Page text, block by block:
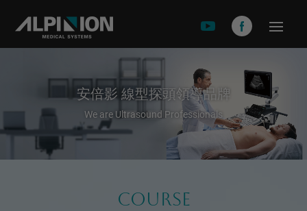
關於安倍影
產品介紹
X-CUBE 90
安倍影 線型探頭領導品牌
We are Ultrasound Professionals
course